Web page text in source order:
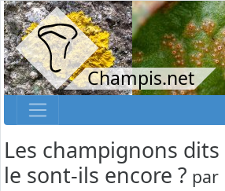
Champis.net
Les champignons
le sont-ils encore ? par